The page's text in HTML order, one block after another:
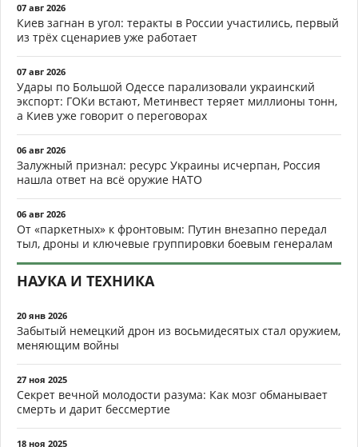
07 авг 2026
Киев загнан в угол: теракты в России участились, первый
из трёх сценариев уже работает
07 авг 2026
Удары по Большой Одессе парализовали украинский
экспорт: ГОКи встают, Метинвест теряет миллионы тонн,
а Киев уже говорит о переговорах
06 авг 2026
Залужный признал: ресурс Украины исчерпан, Россия
нашла ответ на всё оружие НАТО
06 авг 2026
От «паркетных» к фронтовым: Путин внезапно передал
тыл, дроны и ключевые группировки боевым генералам
НАУКА И ТЕХНИКА
20 янв 2026
Забытый немецкий дрон из восьмидесятых стал оружием,
меняющим войны
27 ноя 2025
Секрет вечной молодости разума: Как мозг обманывает
смерть и дарит бессмертие
18 ноя 2025